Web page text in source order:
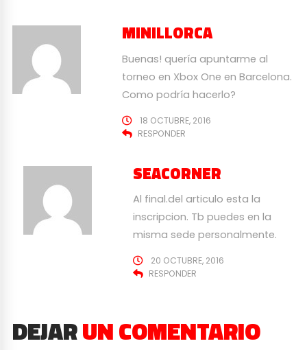
MINILLORCA
Buenas! quería apuntarme al
torneo en Xbox One en Barcelona.
Como podría hacerlo?
18 OCTUBRE, 2016
RESPONDER
SEACORNER
Al final.del articulo esta la
inscripcion. Tb puedes en la
misma sede personalmente.
20 OCTUBRE, 2016
RESPONDER
DEJARUN COMENTARIO